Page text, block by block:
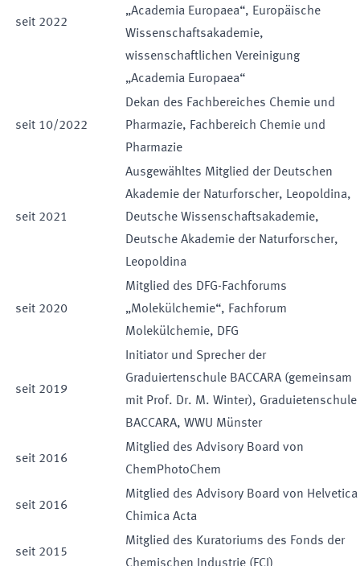
seit 2022
„Academia Europaea“, Europäische
Wissenschaftsakademie,
wissenschaftlichen Vereinigung
„Academia Europaea“
seit 10/2022
Dekan des Fachbereiches Chemie und
Pharmazie, Fachbereich Chemie und
Pharmazie
seit 2021
Ausgewähltes Mitglied der Deutschen
Akademie der Naturforscher, Leopoldina,
Deutsche Wissenschaftsakademie,
Deutsche Akademie der Naturforscher,
Leopoldina
seit 2020
Mitglied des DFG-Fachforums
„Molekülchemie“, Fachforum
Molekülchemie, DFG
seit 2019
Initiator und Sprecher der
Graduiertenschule BACCARA (gemeinsam
mit Prof. Dr. M. Winter), Graduietenschule
BACCARA, WWU Münster
seit 2016
Mitglied des Advisory Board von
ChemPhotoChem
seit 2016
Mitglied des Advisory Board von Helvetica
Chimica Acta
seit 2015
Mitglied des Kuratoriums des Fonds der